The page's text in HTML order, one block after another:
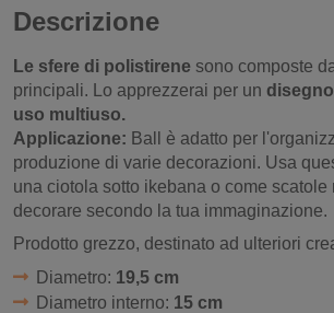
Descrizione
Le sfere di polistirene sono composte
principali. Lo apprezzerai per un
uso multiuso.
Applicazione: Ball è adatto per
produzione di varie decorazioni. Usa
una ciotola sotto ikebana o come scatole
decorare secondo la tua immaginazione.
Prodotto grezzo, destinato ad ulteriori
Diametro: 19,5 cm
Diametro interno: 15 cm